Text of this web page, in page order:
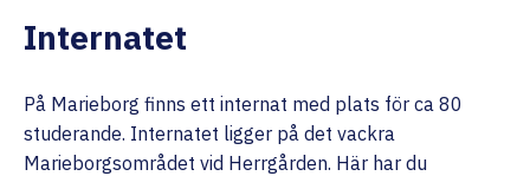
Internatet
På Marieborg finns ett internat med plats för ca 80
studerande. Internatet ligger på det vackra
Marieborgsområdet vid Herrgården. Här har du